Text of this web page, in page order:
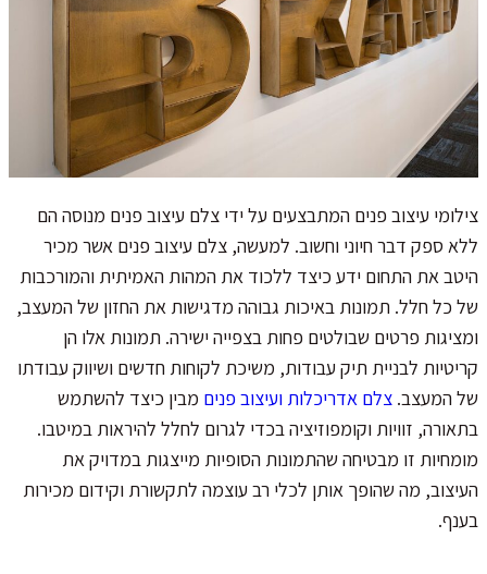
צילומי עיצוב פנים המתבצעים על ידי צלם עיצוב פנים מנוסה הם
ללא ספק דבר חיוני וחשוב. למעשה, צלם עיצוב פנים אשר מכיר
היטב את התחום ידע כיצד ללכוד את המהות האמיתית והמורכבות
של כל חלל. תמונות באיכות גבוהה מדגישות את החזון של המעצב,
ומציגות פרטים שבולטים פחות בצפייה ישירה. תמונות אלו הן
קריטיות לבניית תיק עבודות, משיכת לקוחות חדשים ושיווק עבודתו
של המעצב. צלם אדריכלות ועיצוב פנים מבין כיצד להשתמש
בתאורה, זוויות וקומפוזיציה בכדי לגרום לחלל להיראות במיטבו.
מומחיות זו מבטיחה שהתמונות הסופיות מייצגות במדויק את
העיצוב, מה שהופך אותן לכלי רב עוצמה לתקשורת וקידום מכירות
בענף.